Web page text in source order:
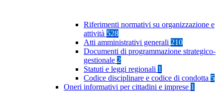
Riferimenti normativi su organizzazione e
attività 528
Atti amministrativi generali 210
Documenti di programmazione strategico-
gestionale 2
Statuti e leggi regionali 1
Codice disciplinare e codice di condotta 5
Oneri informativi per cittadini e imprese 1